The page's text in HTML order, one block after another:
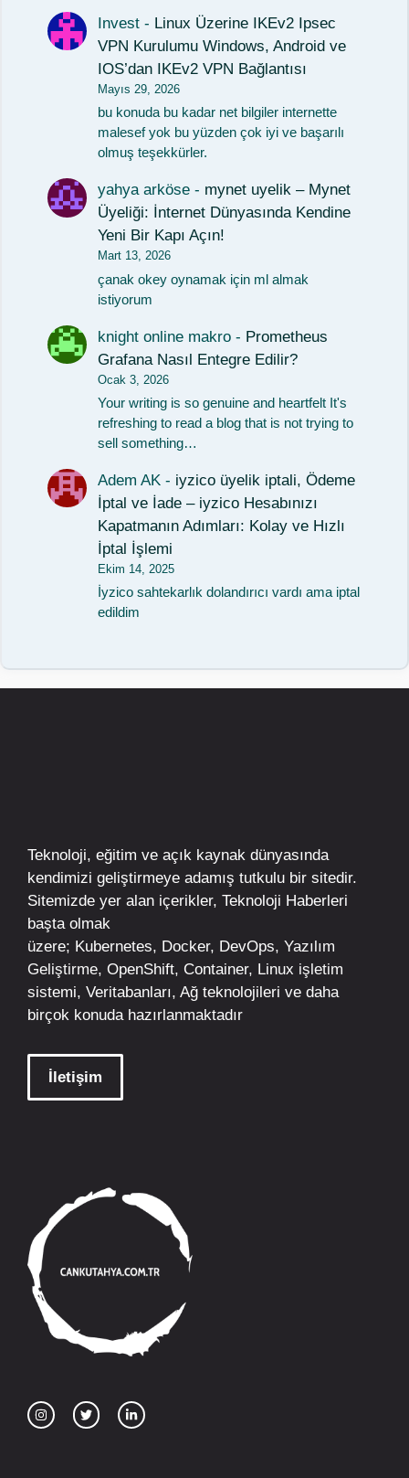
Invest - Linux Üzerine IKEv2 Ipsec
VPN Kurulumu Windows, Android ve
IOS’dan IKEv2 VPN Bağlantısı
Mayıs 29, 2026
bu konuda bu kadar net bilgiler internette
malesef yok bu yüzden çok iyi ve başarılı
olmuş teşekkürler.
yahya arköse - mynet uyelik – Mynet
Üyeliği: İnternet Dünyasında Kendine
Yeni Bir Kapı Açın!
Mart 13, 2026
çanak okey oynamak için ml almak
istiyorum
knight online makro - Prometheus
Grafana Nasıl Entegre Edilir?
Ocak 3, 2026
Your writing is so genuine and heartfelt It's
refreshing to read a blog that is not trying to
sell something…
Adem AK - iyzico üyelik iptali, Ödeme
İptal ve İade – iyzico Hesabınızı
Kapatmanın Adımları: Kolay ve Hızlı
İptal İşlemi
Ekim 14, 2025
İyzico sahtekarlık dolandırıcı vardı ama iptal
edildim
Teknoloji, eğitim ve açık kaynak dünyasında
kendimizi geliştirmeye adamış tutkulu bir sitedir.
Sitemizde yer alan içerikler, Teknoloji Haberleri
başta olmak
üzere; Kubernetes, Docker, DevOps, Yazılım
Geliştirme, OpenShift, Container, Linux işletim
sistemi, Veritabanları, Ağ teknolojileri ve daha
birçok konuda hazırlanmaktadır
İletişim